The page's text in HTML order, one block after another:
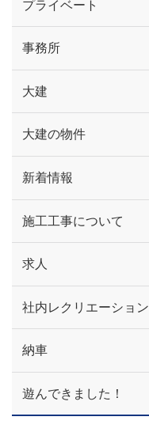
プライベート
事務所
大建
大建の物件
新着情報
施工工事について
求人
社内レクリエーション
納車
遊んできました！